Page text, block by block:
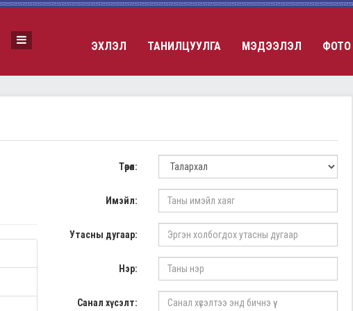
ЭХЛЭЛ ТАНИЛЦУУЛГА МЭДЭЭЛЭЛ ФОТО
Төрөл:
Имэйл:
Утасны дугаар:
Нэр:
Санал хүсэлт: